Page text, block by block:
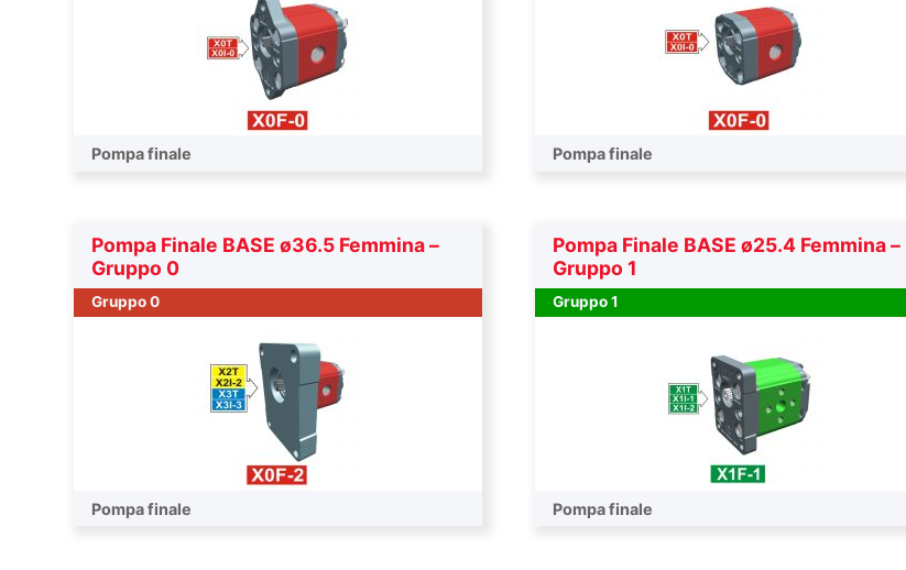
Pompa finale Pompa finale
Pompa Finale BASE ø36.5 Femmina –
Gruppo 0
Gruppo 0
Pompa finale
Pompa Finale BASE ø25.4 Femmina –
Gruppo 1
Gruppo 1
Pompa finale